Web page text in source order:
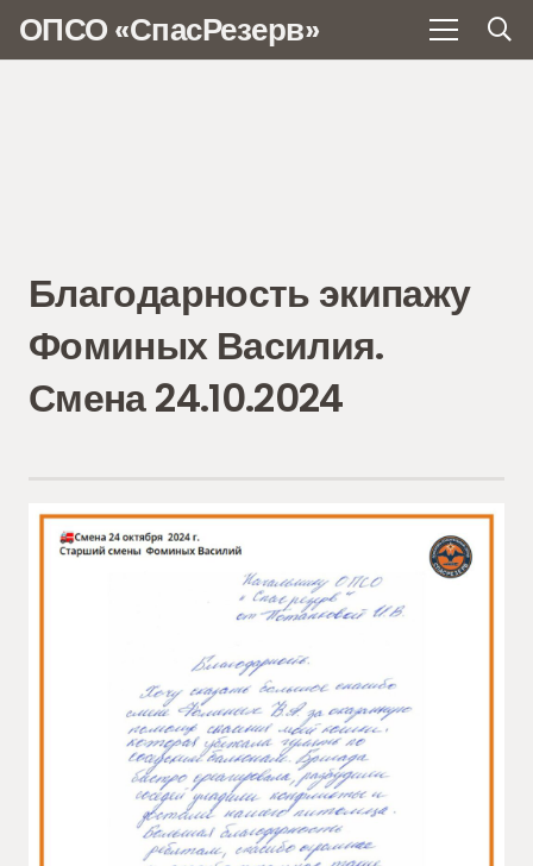
ОПСО «СпасРезерв»
Благодарность экипажу
Фоминых Василия.
Смена 24.10.2024